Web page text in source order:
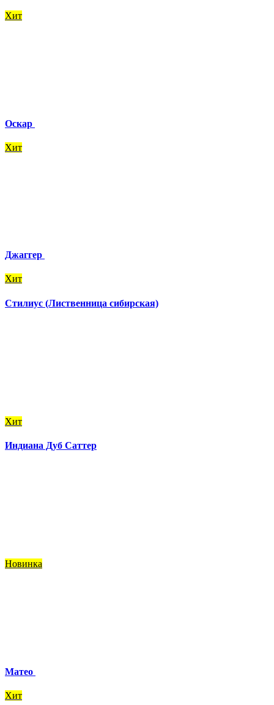
Хит
Оскар
Хит
Джаггер
Хит
Стилиус (Лиственница сибирская)
Хит
Индиана Дуб Саттер
Новинка
Матео
Хит